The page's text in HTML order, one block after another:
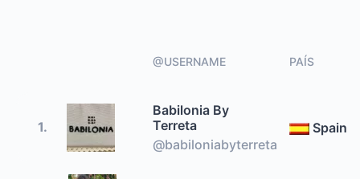
@USERNAME PAÍS
1.
Babilonia By
Terreta
@babiloniabyterreta
Spain